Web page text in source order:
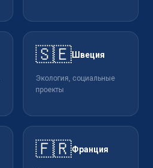
🇸🇪Швеция
Экология, социальные
проекты
🇫🇷Франция